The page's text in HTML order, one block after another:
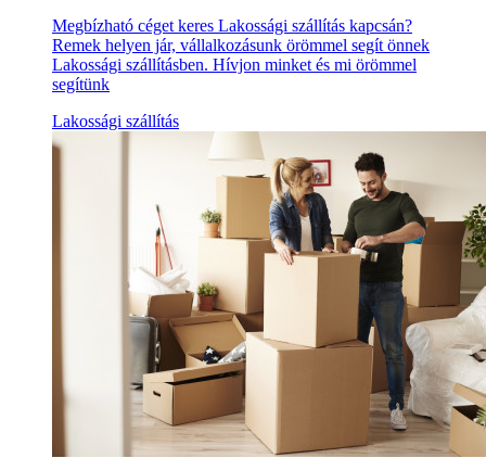
Megbízható céget keres Lakossági szállítás kapcsán?
Remek helyen jár, vállalkozásunk örömmel segít önnek
Lakossági szállításben. Hívjon minket és mi örömmel
segítünk
Lakossági szállítás